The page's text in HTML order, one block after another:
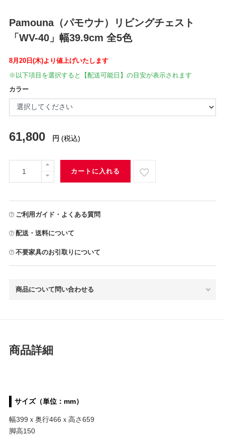
Pamouna（パモウナ）リビングチェスト
「WV-40」幅39.9cm 全5色
8月20日(木)より値上げいたします
※以下項目を選択すると【配送可能日】の目安が表示されます
カラー
61,800 円 (税込)
カートに入れる
ご利用ガイド・よくある質問
配送・送料について
不要家具のお引取りについて
商品について問い合わせる
商品詳細
サイズ（単位：mm）
幅399ｘ奥行466ｘ高さ659
脚高150